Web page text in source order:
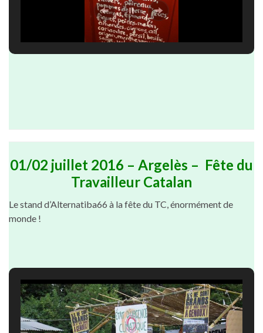
01/02 juillet 2016 – Argelès – Fête du
Travailleur Catalan
Le stand d’Alternatiba66 à la fête du TC, énormément de
monde !